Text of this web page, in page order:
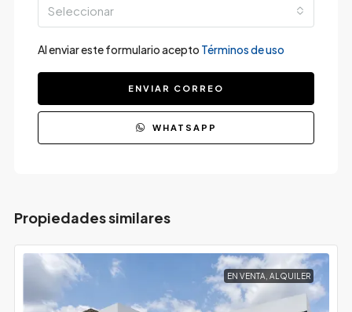
Seleccionar
Al enviar este formulario acepto Términos de uso
ENVIAR CORREO
WHATSAPP
Propiedades similares
EN VENTA, ALQUILER